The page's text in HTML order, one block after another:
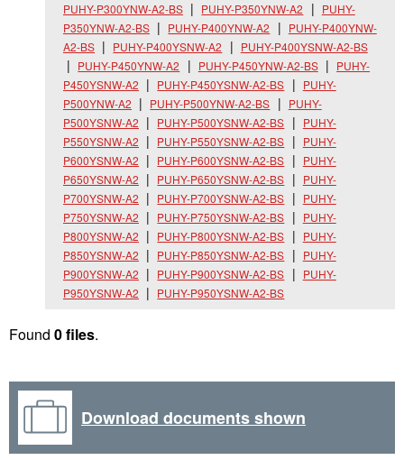
PUHY-P300YNW-A2-BS
PUHY-P350YNW-A2
PUHY-
P350YNW-A2-BS
PUHY-P400YNW-A2
PUHY-P400YNW-
A2-BS
PUHY-P400YSNW-A2
PUHY-P400YSNW-A2-BS
PUHY-P450YNW-A2
PUHY-P450YNW-A2-BS
PUHY-
P450YSNW-A2
PUHY-P450YSNW-A2-BS
PUHY-
P500YNW-A2
PUHY-P500YNW-A2-BS
PUHY-
P500YSNW-A2
PUHY-P500YSNW-A2-BS
PUHY-
P550YSNW-A2
PUHY-P550YSNW-A2-BS
PUHY-
P600YSNW-A2
PUHY-P600YSNW-A2-BS
PUHY-
P650YSNW-A2
PUHY-P650YSNW-A2-BS
PUHY-
P700YSNW-A2
PUHY-P700YSNW-A2-BS
PUHY-
P750YSNW-A2
PUHY-P750YSNW-A2-BS
PUHY-
P800YSNW-A2
PUHY-P800YSNW-A2-BS
PUHY-
P850YSNW-A2
PUHY-P850YSNW-A2-BS
PUHY-
P900YSNW-A2
PUHY-P900YSNW-A2-BS
PUHY-
P950YSNW-A2
PUHY-P950YSNW-A2-BS
Found 0 files.
Download documents shown